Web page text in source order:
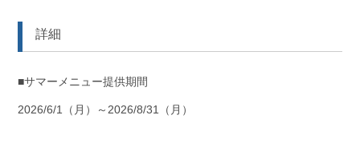
詳細
■サマーメニュー提供期間
2026/6/1（月）～2026/8/31（月）